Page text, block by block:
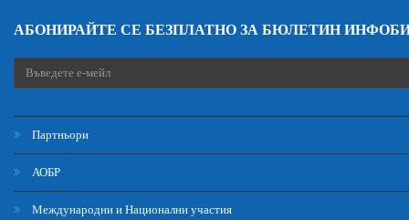
АБОНИРАЙТЕ СЕ БЕЗПЛАТНО ЗА БЮЛЕТИН
Партньори
АОБР
Международни и Национални участия